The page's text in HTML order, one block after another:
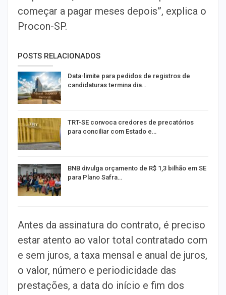
começar a pagar meses depois”, explica o
Procon-SP.
POSTS RELACIONADOS
Data-limite para pedidos de registros de
candidaturas termina dia…
TRT-SE convoca credores de precatórios
para conciliar com Estado e…
BNB divulga orçamento de R$ 1,3 bilhão em SE
para Plano Safra…
Antes da assinatura do contrato, é preciso
estar atento ao valor total contratado com
e sem juros, a taxa mensal e anual de juros,
o valor, número e periodicidade das
prestações, a data do início e fim dos